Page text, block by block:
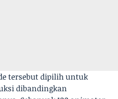
tersebut dipilih untuk
dibandingkan